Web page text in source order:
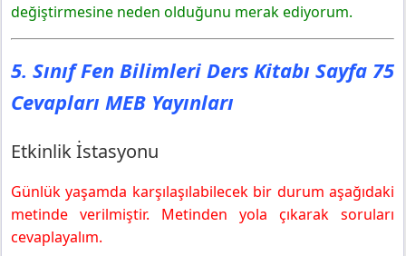
değiştirmesine neden olduğunu merak ediyorum.
5. Sınıf Fen Bilimleri Ders Kitabı Sayfa 75
Cevapları MEB Yayınları
Etkinlik İstasyonu
Günlük yaşamda karşılaşılabilecek bir durum aşağıdaki
metinde verilmiştir. Metinden yola çıkarak soruları
cevaplayalım.